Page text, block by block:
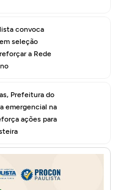
convoca
seleção
a Rede
Prefeitura do
emergencial na
ações para